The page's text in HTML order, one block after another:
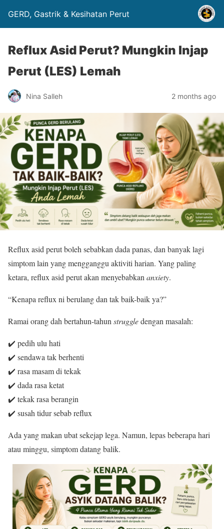
GERD, Gastrik & Kesihatan Perut
Reflux Asid Perut? Mungkin Injap
Perut (LES) Lemah
Nina Salleh 2 months ago
Reflux asid perut boleh sebabkan dada panas, dan banyak lagi
simptom lain yang mengganggu aktiviti harian. Yang paling
ketara, reflux asid perut akan menyebabkananxiety.
“Kenapa reflux ni berulang dan tak baik-baik ya?”
Ramai orang dah bertahun-tahunstruggledengan masalah:
✔️ pedih ulu hati
✔️ sendawa tak berhenti
✔️ rasa masam di tekak
✔️ dada rasa ketat
✔️ tekak rasa berangin
✔️ susah tidur sebab reflux
Ada yang makan ubat sekejap lega. Namun, lepas beberapa hari
atau minggu, simptom datang balik.